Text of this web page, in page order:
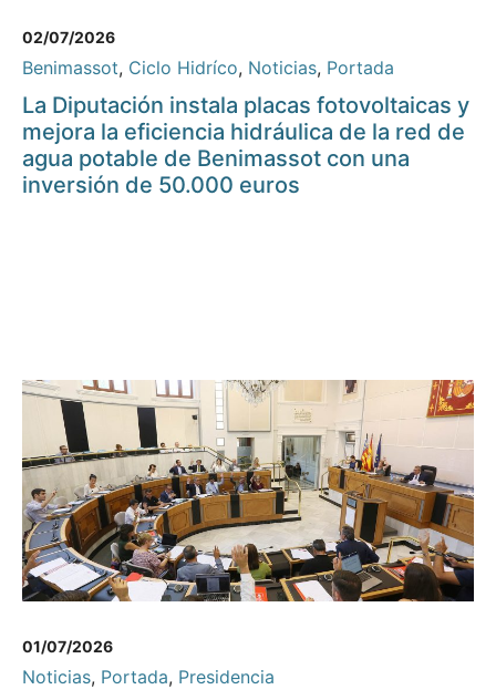
02/07/2026
Benimassot, Ciclo Hidríco, Noticias, Portada
La Diputación instala placas fotovoltaicas y
mejora la eficiencia hidráulica de la red de
agua potable de Benimassot con una
inversión de 50.000 euros
01/07/2026
Noticias, Portada, Presidencia